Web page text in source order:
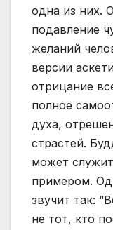
одна из них.
подавление
желаний
версии
отрицание
полное
духа,
страстей.
может
примером.
звучит так:
не тот, кто